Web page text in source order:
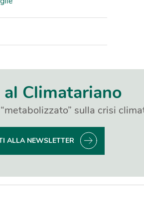
Climatariano
sulla crisi
ALLA NEWSLETTER